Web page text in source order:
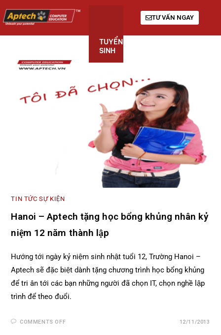
TUYỂN
SINH
TƯ VẤN NGAY
TIN TỨC SỰ KIỆN
Hanoi – Aptech tặng học bổng khủng nhân kỷ
niệm 12 năm thành lập
Hướng tới ngày kỷ niệm sinh nhật tuổi 12, Trường Hanoi –
Aptech sẽ đặc biệt dành tặng chương trình học bổng khủng
để tri ân tới các bạn những người đã chọn IT, chọn nghề lập
trình để theo đuổi.
COMMENTS OFF 12/11/2013